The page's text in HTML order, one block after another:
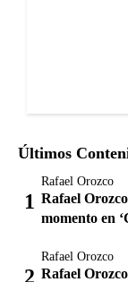
Últimos
Rafael Orozco
Rafael
momento en
Rafael Orozco
Rafael